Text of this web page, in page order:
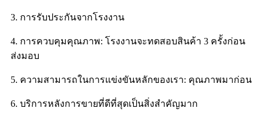
3. การรับประกันจากโรงงาน
4. การควบคุมคุณภาพ: โรงงานจะทดสอบสินค้า 3 ครั้งก่อน
ส่งมอบ
5. ความสามารถในการแข่งขันหลักของเรา: คุณภาพมาก่อน
6. บริการหลังการขายที่ดีที่สุดเป็นสิ่งสำคัญมาก